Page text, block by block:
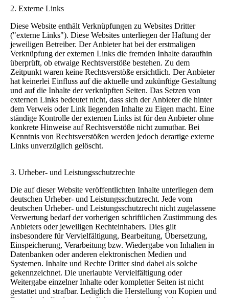
2. Externe Links
Diese Website enthält Verknüpfungen zu Websites Dritter
("externe Links"). Diese Websites unterliegen der Haftung der
jeweiligen Betreiber. Der Anbieter hat bei der erstmaligen
Verknüpfung der externen Links die fremden Inhalte daraufhin
überprüft, ob etwaige Rechtsverstöße bestehen. Zu dem
Zeitpunkt waren keine Rechtsverstöße ersichtlich. Der Anbieter
hat keinerlei Einfluss auf die aktuelle und zukünftige Gestaltung
und auf die Inhalte der verknüpften Seiten. Das Setzen von
externen Links bedeutet nicht, dass sich der Anbieter die hinter
dem Verweis oder Link liegenden Inhalte zu Eigen macht. Eine
ständige Kontrolle der externen Links ist für den Anbieter ohne
konkrete Hinweise auf Rechtsverstöße nicht zumutbar. Bei
Kenntnis von Rechtsverstößen werden jedoch derartige externe
Links unverzüglich gelöscht.
3. Urheber- und Leistungsschutzrechte
Die auf dieser Website veröffentlichten Inhalte unterliegen dem
deutschen Urheber- und Leistungsschutzrecht. Jede vom
deutschen Urheber- und Leistungsschutzrecht nicht zugelassene
Verwertung bedarf der vorherigen schriftlichen Zustimmung des
Anbieters oder jeweiligen Rechteinhabers. Dies gilt
insbesondere für Vervielfältigung, Bearbeitung, Übersetzung,
Einspeicherung, Verarbeitung bzw. Wiedergabe von Inhalten in
Datenbanken oder anderen elektronischen Medien und
Systemen. Inhalte und Rechte Dritter sind dabei als solche
gekennzeichnet. Die unerlaubte Vervielfältigung oder
Weitergabe einzelner Inhalte oder kompletter Seiten ist nicht
gestattet und strafbar. Lediglich die Herstellung von Kopien und